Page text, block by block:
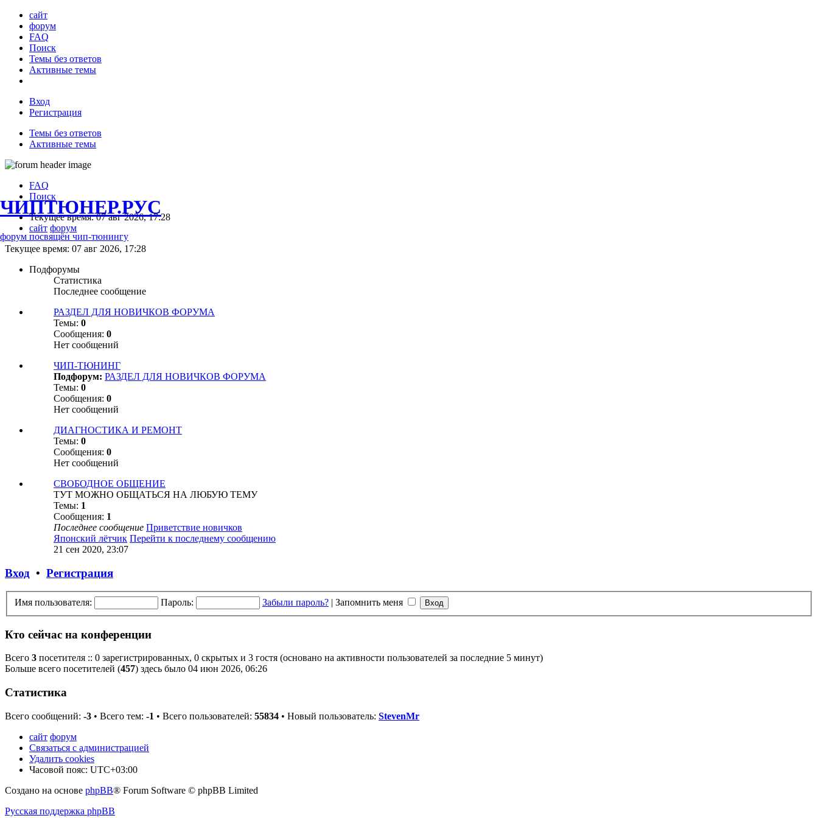
сайт
форум
FAQ
Поиск
Темы без ответов
Активные темы
Вход
Регистрация
Темы без ответов
Активные темы
ЧИПТЮНЕР.РУС
форум посвящён чип-тюнингу
FAQ
Поиск
Текущее время: 07 авг 2026, 17:28
сайт форум
Текущее время: 07 авг 2026, 17:28
Подфорумы
Статистика
Последнее сообщение
РАЗДЕЛ ДЛЯ НОВИЧКОВ ФОРУМА
Темы: 0
Сообщения: 0
Нет сообщений
ЧИП-ТЮНИНГ
Подфорум: РАЗДЕЛ ДЛЯ НОВИЧКОВ ФОРУМА
Темы: 0
Сообщения: 0
Нет сообщений
ДИАГНОСТИКА И РЕМОНТ
Темы: 0
Сообщения: 0
Нет сообщений
СВОБОДНОЕ ОБЩЕНИЕ
ТУТ МОЖНО ОБЩАТЬСЯ НА ЛЮБУЮ ТЕМУ
Темы: 1
Сообщения: 1
Последнее сообщение Приветствие новичков
Японский лётчик Перейти к последнему сообщению
21 сен 2020, 23:07
Вход • Регистрация
Имя пользователя: Пароль: Забыли пароль? | Запомнить меня
Кто сейчас на конференции
Всего 3 посетителя :: 0 зарегистрированных, 0 скрытых и 3 гостя (основано на активности пользователей за последние 5 минут)
Больше всего посетителей (457) здесь было 04 июн 2026, 06:26
Статистика
Всего сообщений: -3 • Всего тем: -1 • Всего пользователей: 55834 • Новый пользователь: StevenMr
сайт форум
Связаться с администрацией
Удалить cookies
Часовой пояс: UTC+03:00
Создано на основе phpBB® Forum Software © phpBB Limited
Русская поддержка phpBB